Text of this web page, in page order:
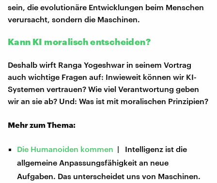
sein, die evolutionäre Entwicklungen beim Menschen
verursacht, sondern die Maschinen.
Kann KI moralisch entscheiden?
Deshalb wirft Ranga Yogeshwar in seinem Vortrag
auch wichtige Fragen auf: Inwieweit können wir KI-
Systemen vertrauen? Wie viel Verantwortung geben
wir an sie ab? Und: Was ist mit moralischen Prinzipien?
Mehr zum Thema:
Die Humanoiden kommen | Intelligenz ist die
allgemeine Anpassungsfähigkeit an neue
Aufgaben. Das unterscheidet uns von Maschinen.